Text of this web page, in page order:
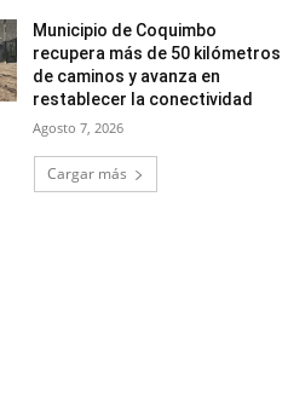
Municipio de Coquimbo
recupera más de 50 kilómetros
de caminos y avanza en
restablecer la conectividad
Agosto 7, 2026
Cargar más